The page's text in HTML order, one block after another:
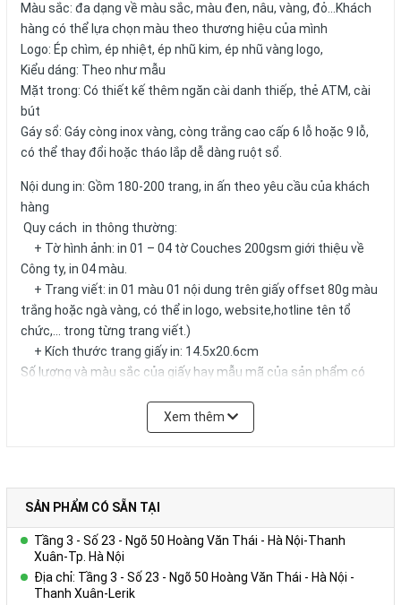
Màu sắc: đa dạng về màu sắc, màu đen, nâu, vàng, đỏ...Khách
hàng có thể lựa chọn màu theo thương hiệu của mình
Logo: Ép chìm, ép nhiệt, ép nhũ kim, ép nhũ vàng logo,
Kiểu dáng: Theo như mẫu
Mặt trong: Có thiết kế thêm ngăn cài danh thiếp, thẻ ATM, cài
bút
Gáy sổ: Gáy còng inox vàng, còng trắng cao cấp 6 lỗ hoặc 9 lỗ,
có thể thay đổi hoặc tháo lắp dễ dàng ruột sổ.
Nội dung in: Gồm 180-200 trang, in ấn theo yêu cầu của khách
hàng
Quy cách in thông thường:
+ Tờ hình ảnh: in 01 – 04 tờ Couches 200gsm giới thiệu về
Công ty, in 04 màu.
+ Trang viết: in 01 màu 01 nội dung trên giấy offset 80g màu
trắng hoặc ngà vàng, có thể in logo, website,hotline tên tổ
chức,… trong từng trang viết.)
+ Kích thước trang giấy in: 14.5x20.6cm
Số lượng và màu sắc của giấy hay mẫu mã của sản phẩm có
Xem thêm
SẢN PHẨM CÓ SẴN TẠI
Tầng 3 - Số 23 - Ngõ 50 Hoàng Văn Thái - Hà Nội-Thanh
Xuân-Tp. Hà Nội
Địa chỉ: Tầng 3 - Số 23 - Ngõ 50 Hoàng Văn Thái - Hà Nội -
Thanh Xuân-Lerik